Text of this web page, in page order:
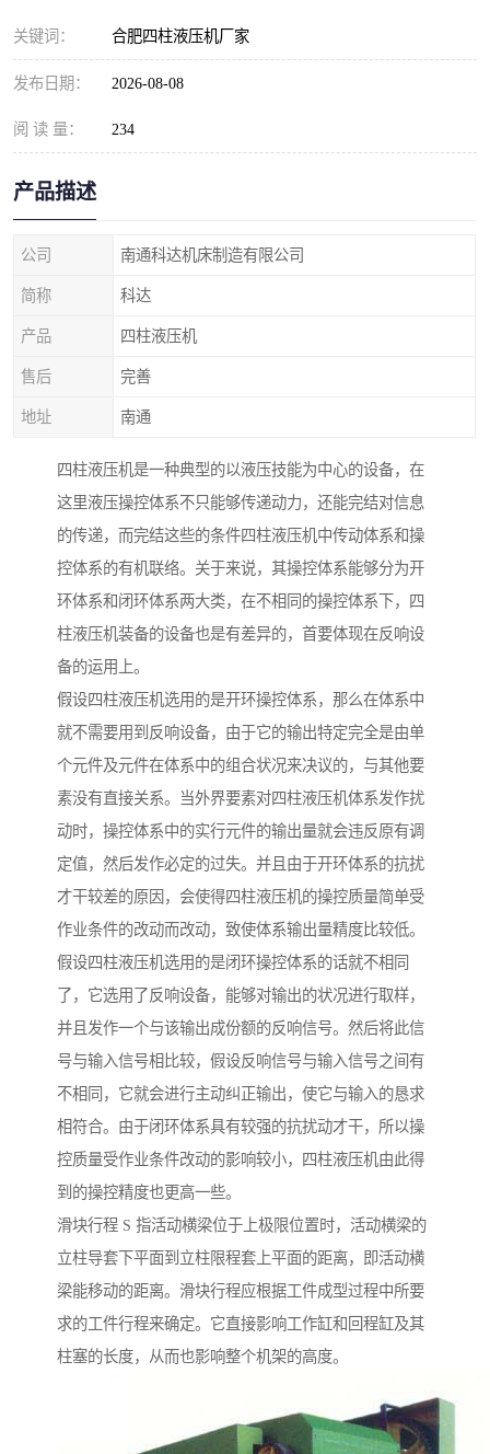
关键词： 合肥四柱液压机厂家
发布日期： 2026-08-08
阅 读 量： 234
产品描述
公司 南通科达机床制造有限公司
简称 科达
产品 四柱液压机
售后 完善
地址 南通
四柱液压机是一种典型的以液压技能为中心的设备，在
这里液压操控体系不只能够传递动力，还能完结对信息
的传递，而完结这些的条件四柱液压机中传动体系和操
控体系的有机联络。关于来说，其操控体系能够分为开
环体系和闭环体系两大类，在不相同的操控体系下，四
柱液压机装备的设备也是有差异的，首要体现在反响设
备的运用上。
假设四柱液压机选用的是开环操控体系，那么在体系中
就不需要用到反响设备，由于它的输出特定完全是由单
个元件及元件在体系中的组合状况来决议的，与其他要
素没有直接关系。当外界要素对四柱液压机体系发作扰
动时，操控体系中的实行元件的输出量就会违反原有调
定值，然后发作必定的过失。并且由于开环体系的抗扰
才干较差的原因，会使得四柱液压机的操控质量简单受
作业条件的改动而改动，致使体系输出量精度比较低。
假设四柱液压机选用的是闭环操控体系的话就不相同
了，它选用了反响设备，能够对输出的状况进行取样，
并且发作一个与该输出成份额的反响信号。然后将此信
号与输入信号相比较，假设反响信号与输入信号之间有
不相同，它就会进行主动纠正输出，使它与输入的恳求
相符合。由于闭环体系具有较强的抗扰动才干，所以操
控质量受作业条件改动的影响较小，四柱液压机由此得
到的操控精度也更高一些。
滑块行程 S 指活动横梁位于上极限位置时，活动横梁的
立柱导套下平面到立柱限程套上平面的距离，即活动横
梁能移动的距离。滑块行程应根据工件成型过程中所要
求的工件行程来确定。它直接影响工作缸和回程缸及其
柱塞的长度，从而也影响整个机架的高度。